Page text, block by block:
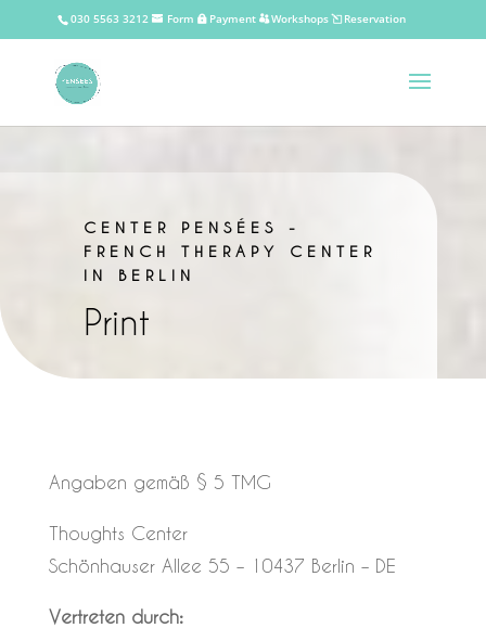
030 5563 3212 Form Payment Workshops Reservation
CENTER PENSÉES -
FRENCH THERAPY CENTER
IN BERLIN
Print
Angaben gemäß § 5 TMG
Thoughts Center
Schönhauser Allee 55 – 10437 Berlin – DE
Vertreten durch: